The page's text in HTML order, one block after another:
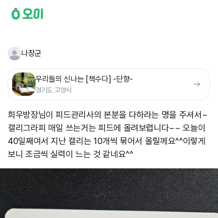
나장군
우리들의 신나는 [책수다] -단향-
경기도 고양시
희우방장님이 피드관리사의 본분을 다하라는 명을 주셔서~
캘리그라피 매일 쓰는거는 피드에 올려보렵니다~~ 오늘이
40일째여서 지난 캘리는 10개씩 묶어서 올릴께요^^ ​이렇게
보니 조금씩 실력이 느는 것 같네요^^